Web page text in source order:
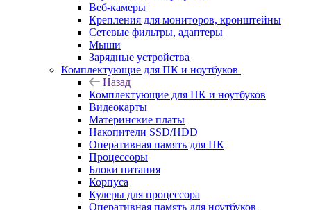
Веб-камеры
Крепления для мониторов, кронштейны
Сетевые фильтры, адаптеры
Мыши
Зарядные устройства
Комплектующие для ПК и ноутбуков
Назад
Комплектующие для ПК и ноутбуков
Видеокарты
Материнские платы
Накопители SSD/HDD
Оперативная память для ПК
Процессоры
Блоки питания
Корпуса
Кулеры для процессора
Оперативная память для ноутбуков